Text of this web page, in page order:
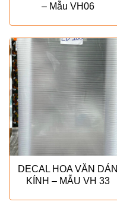
– Mẫu VH06
DECAL HOA VĂN DÁN
KÍNH – MẪU VH 33